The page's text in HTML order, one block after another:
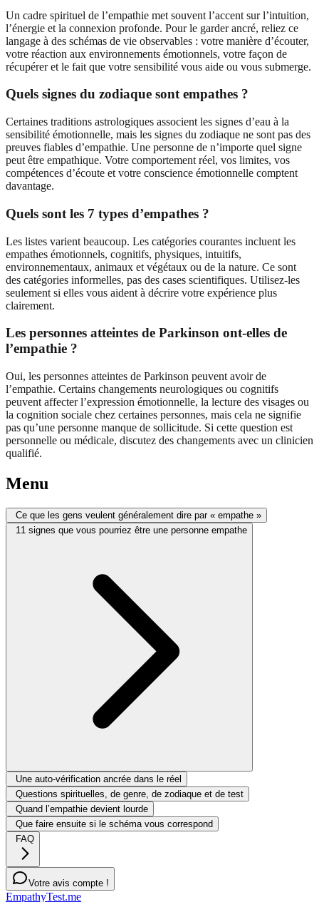
Un cadre spirituel de l’empathie met souvent l’accent sur l’intuition,
l’énergie et la connexion profonde. Pour le garder ancré, reliez ce
langage à des schémas de vie observables : votre manière d’écouter,
votre réaction aux environnements émotionnels, votre façon de
récupérer et le fait que votre sensibilité vous aide ou vous submerge.
Quels signes du zodiaque sont empathes ?
Certaines traditions astrologiques associent les signes d’eau à la
sensibilité émotionnelle, mais les signes du zodiaque ne sont pas des
preuves fiables d’empathie. Une personne de n’importe quel signe
peut être empathique. Votre comportement réel, vos limites, vos
compétences d’écoute et votre conscience émotionnelle comptent
davantage.
Quels sont les 7 types d’empathes ?
Les listes varient beaucoup. Les catégories courantes incluent les
empathes émotionnels, cognitifs, physiques, intuitifs,
environnementaux, animaux et végétaux ou de la nature. Ce sont
des catégories informelles, pas des cases scientifiques. Utilisez-les
seulement si elles vous aident à décrire votre expérience plus
clairement.
Les personnes atteintes de Parkinson ont-elles de
l’empathie ?
Oui, les personnes atteintes de Parkinson peuvent avoir de
l’empathie. Certains changements neurologiques ou cognitifs
peuvent affecter l’expression émotionnelle, la lecture des visages ou
la cognition sociale chez certaines personnes, mais cela ne signifie
pas qu’une personne manque de sollicitude. Si cette question est
personnelle ou médicale, discutez des changements avec un clinicien
qualifié.
Menu
Ce que les gens veulent généralement dire par « empathe »
11 signes que vous pourriez être une personne empathe
Une auto-vérification ancrée dans le réel
Questions spirituelles, de genre, de zodiaque et de test
Quand l’empathie devient lourde
Que faire ensuite si le schéma vous correspond
FAQ
Votre avis compte !
EmpathyTest.me